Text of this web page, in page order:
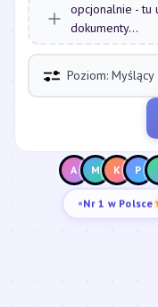
opcjonalnie - tu
dokumenty...
Poziom: Myślący
A M K P
Nr 1 w Polsce